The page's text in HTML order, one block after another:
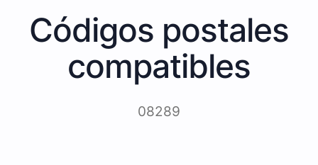
Códigos postales
compatibles
08289